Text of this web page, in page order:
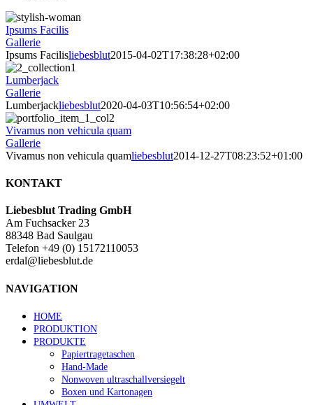
Ipsums Facilis
Gallerie
Ipsums Facilisliebesblut2015-04-02T17:38:28+02:00
Lumberjack
Gallerie
Lumberjackliebesblut2020-04-03T10:56:54+02:00
Vivamus non vehicula quam
Gallerie
Vivamus non vehicula quamliebesblut2014-12-27T08:23:52+01:00
KONTAKT
Liebesblut Trading GmbH
Am Fuchsacker 23
88348 Bad Saulgau
Telefon +49 (0) 15172110053
erdal@liebesblut.de
NAVIGATION
HOME
PRODUKTION
PRODUKTE
Papiertragetaschen
Hand-Made
Nonwoven ultraschallversiegelt
Boxen und Kartonagen